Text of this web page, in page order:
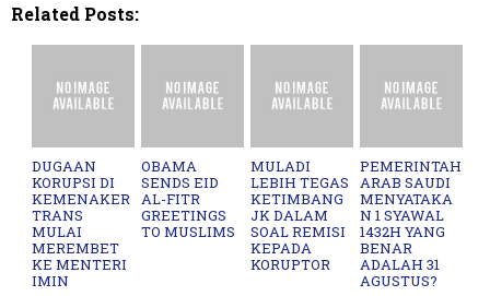
Related Posts:
DUGAAN
KORUPSI DI
KEMENAKER
TRANS
MULAI
MEREMBET
KE MENTERI
IMIN
OBAMA
SENDS EID
AL-FITR
GREETINGS
TO MUSLIMS
MULADI
LEBIH TEGAS
KETIMBANG
JK DALAM
SOAL REMISI
KEPADA
KORUPTOR
PEMERINTAH
ARAB SAUDI
MENYATAKA
N 1 SYAWAL
1432H YANG
BENAR
ADALAH 31
AGUSTUS?